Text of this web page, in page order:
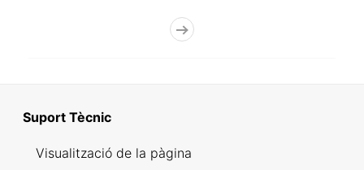
Suport Tècnic
Visualització de la pàgina